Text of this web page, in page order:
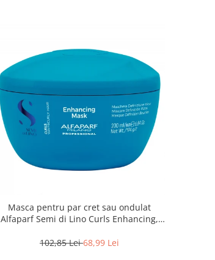
Masca pentru par cret sau ondulat
Alfaparf Semi di Lino Curls Enhancing,
102,85 Lei68,99 Lei